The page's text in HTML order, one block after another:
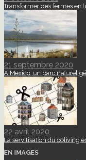
Transformer des fermes en
21 septembre 2020
A Mexico, un parc naturel
22 avril 2020
La servitisation du coliving
EN IMAGES